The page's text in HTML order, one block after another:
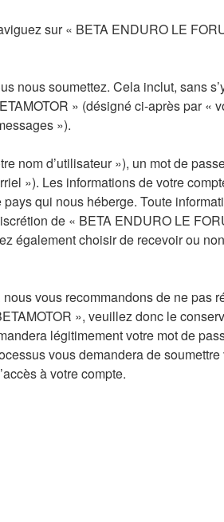
sur « BETA ENDURO LE
soumettez. Cela inclut, sans
» (désigné ci-après par «
»).
nom d’utilisateur »), un mot de
»). Les informations de votre
qui nous héberge. Toute
de « BETA ENDURO LE
également choisir de recevoir ou
vous recommandons de ne pas
», veuillez donc le
légitimement votre mot de
vous demandera de
à votre compte.